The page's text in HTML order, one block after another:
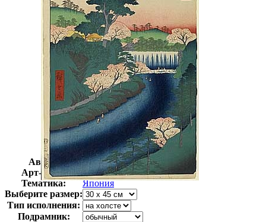
Автор:
Хиросигэ Андо
Арт-стиль
Восточная культура
Тематика:
Япония
Выберите размер:
Тип исполнения:
Подрамник: